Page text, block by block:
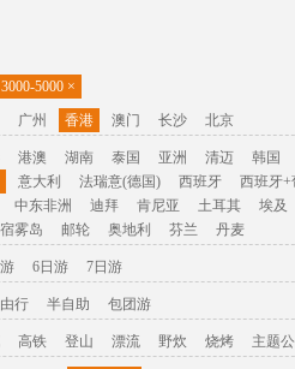
3000-5000 ×
广州 香港 澳门 长沙 北京
港澳 湖南 泰国 亚洲 清迈
韩国
意大利 法瑞意(德国) 西班牙
西班牙+
中东非洲 迪拜 肯尼亚 土耳其
埃及
宿雾岛 邮轮 奥地利 芬兰 丹麦
6日游 7日游
行 半自助 包团游
高铁 登山 漂流 野炊 烧烤 主题